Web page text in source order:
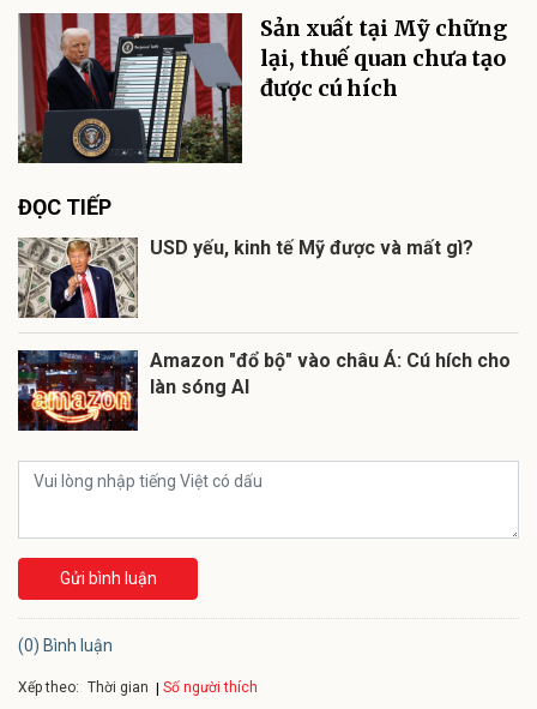
Sản xuất tại Mỹ chững
lại, thuế quan chưa tạo
được cú hích
ĐỌC TIẾP
USD yếu, kinh tế Mỹ được và mất gì?
Amazon "đổ bộ" vào châu Á: Cú hích cho
làn sóng AI
Gửi bình luận
(0) Bình luận
Xếp theo: Thời gian Số người thích